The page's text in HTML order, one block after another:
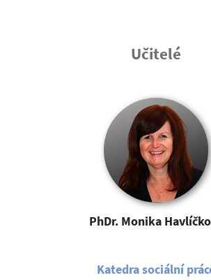
Učitelé
PhDr. Monika
Katedra sociální